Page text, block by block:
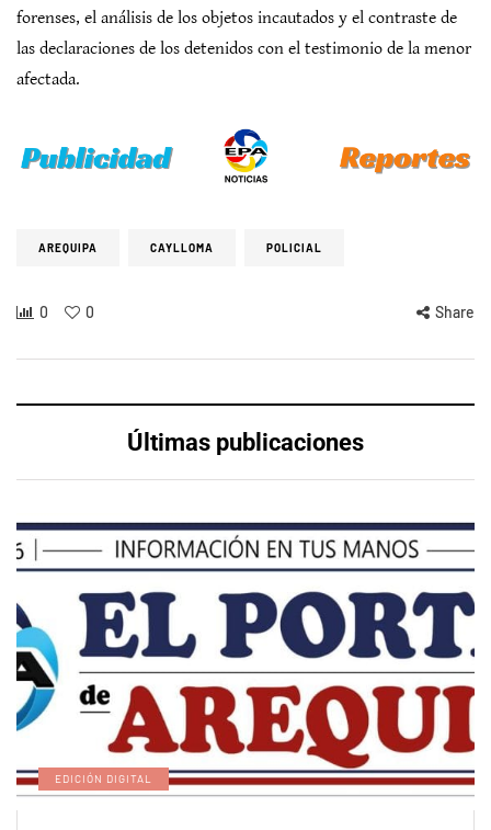
forenses, el análisis de los objetos incautados y el contraste de
las declaraciones de los detenidos con el testimonio de la menor
afectada.
AREQUIPA CAYLLOMA POLICIAL
0 0 Share
Últimas publicaciones
EDICIÓN DIGITAL